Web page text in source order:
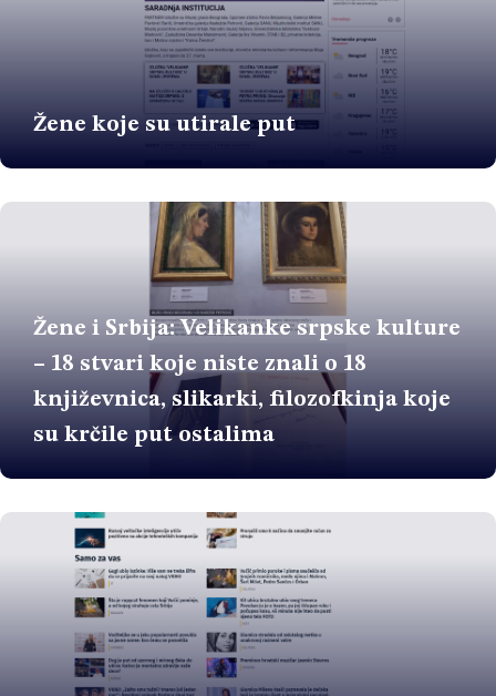
Žene koje su utirale put
Žene i Srbija: Velikanke srpske kulture
– 18 stvari koje niste znali o 18
književnica, slikarki, filozofkinja koje
su krčile put ostalima